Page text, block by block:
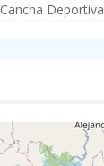
Cancha Deportiva